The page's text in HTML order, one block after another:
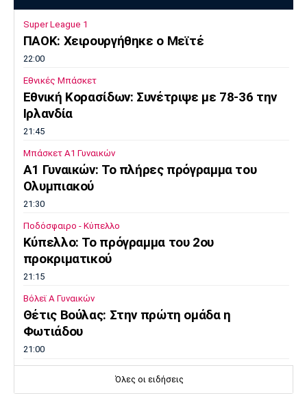
Super League 1
ΠΑΟΚ: Χειρουργήθηκε ο Μεϊτέ
22:00
Εθνικές Μπάσκετ
Εθνική Κορασίδων: Συνέτριψε με 78-36 την
Ιρλανδία
21:45
Μπάσκετ Α1 Γυναικών
A1 Γυναικών: To πλήρες πρόγραμμα του
Ολυμπιακού
21:30
Ποδόσφαιρο - Κύπελλο
Κύπελλο: Το πρόγραμμα του 2ου
προκριματικού
21:15
Βόλεϊ Α Γυναικών
Θέτις Βούλας: Στην πρώτη ομάδα η
Φωτιάδου
21:00
ΑΣ Άρης: «Η ισονομία δεν είναι
Όλες οι ειδήσεις